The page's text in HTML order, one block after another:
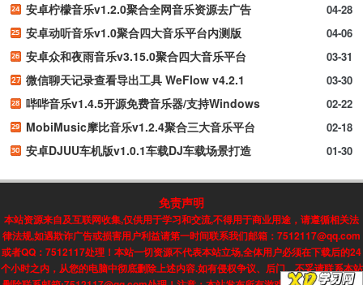
04-28
安卓柠檬音乐v1.2.0聚合全网音乐资源去广告
04-06
安卓动听音乐v1.0聚合四大音乐平台内测版
03-31
安卓众和夜雨音乐v3.15.0聚合四大音乐平台
03-30
微信聊天记录查看导出工具 WeFlow v4.2.1
02-22
哔哔音乐v1.4.5开源免费音乐器/支持Windows
02-18
MobiMusic摩比音乐v1.2.4聚合三大音乐平台
01-30
安卓DJUU车机版v1.0.1车载DJ车载场景打造
免责声明
本站资源来自及互联网收集,仅供用于学习和交流,不得用于商业用途，请遵循相关法
律法规,如遇欺诈广告或损害用户利益请第一时间联系我们邮箱：7512117@qq.com
或者QQ：7512117处理！本站一切资源不代表本站立场,全体用户必须在下载后的24
个小时之内，从您的电脑中彻底删除上述内容.如有侵权争议、后门、不妥请联系本站